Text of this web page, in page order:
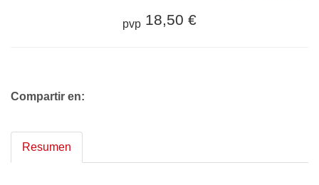
pvp 18,50 €
Compartir en:
Resumen